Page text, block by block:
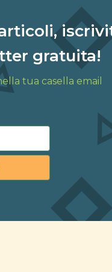
gratuita!
tua casella email